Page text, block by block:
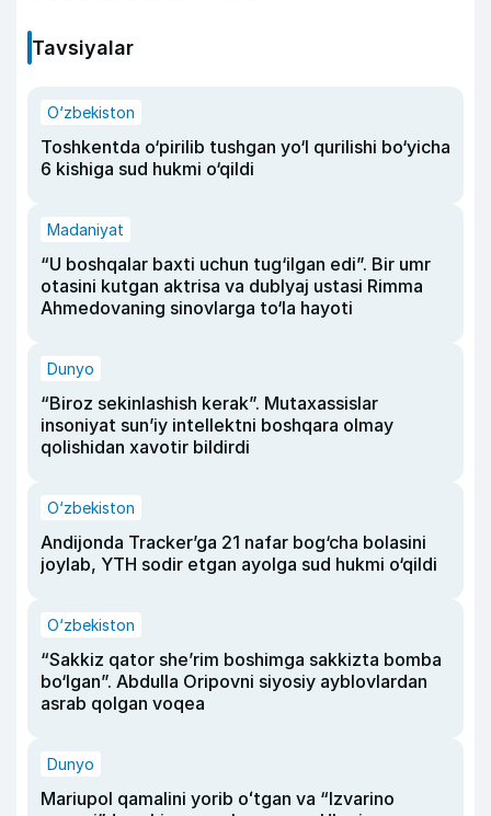
Tavsiyalar
O‘zbekiston
Toshkentda o‘pirilib tushgan yo‘l qurilishi bo‘yicha
6 kishiga sud hukmi o‘qildi
Madaniyat
“U boshqalar baxti uchun tug‘ilgan edi”. Bir umr
otasini kutgan aktrisa va dublyaj ustasi Rimma
Ahmedovaning sinovlarga to‘la hayoti
Dunyo
“Biroz sekinlashish kerak”. Mutaxassislar
insoniyat sun’iy intellektni boshqara olmay
qolishidan xavotir bildirdi
O‘zbekiston
Andijonda Tracker’ga 21 nafar bog‘cha bolasini
joylab, YTH sodir etgan ayolga sud hukmi o‘qildi
O‘zbekiston
“Sakkiz qator she’rim boshimga sakkizta bomba
bo‘lgan”. Abdulla Oripovni siyosiy ayblovlardan
asrab qolgan voqea
Dunyo
Mariupol qamalini yorib oʻtgan va “Izvarino